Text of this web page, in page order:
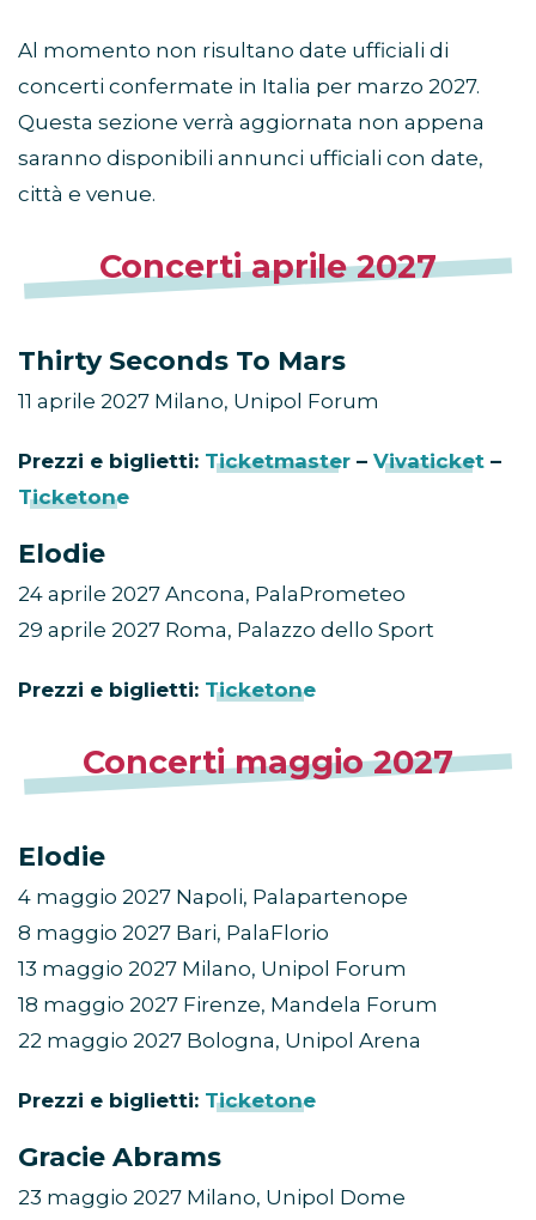
Al momento non risultano date ufficiali di
concerti confermate in Italia per marzo 2027.
Questa sezione verrà aggiornata non appena
saranno disponibili annunci ufficiali con date,
città e venue.
Concerti aprile 2027
Thirty Seconds To Mars
11 aprile 2027 Milano, Unipol Forum
Prezzi e biglietti: Ticketmaster – Vivaticket –
Ticketone
Elodie
24 aprile 2027 Ancona, PalaPrometeo
29 aprile 2027 Roma, Palazzo dello Sport
Prezzi e biglietti: Ticketone
Concerti maggio 2027
Elodie
4 maggio 2027 Napoli, Palapartenope
8 maggio 2027 Bari, PalaFlorio
13 maggio 2027 Milano, Unipol Forum
18 maggio 2027 Firenze, Mandela Forum
22 maggio 2027 Bologna, Unipol Arena
Prezzi e biglietti: Ticketone
Gracie Abrams
23 maggio 2027 Milano, Unipol Dome